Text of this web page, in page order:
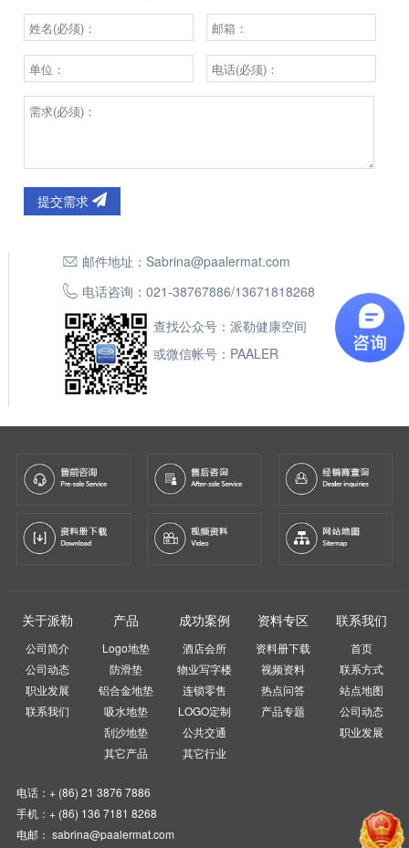
提交需求
邮件地址： Sabrina@paalermat.com
电话咨询： 021-38767886/13671818268
查找公众号：派勒健康空间
或微信帐号：PAALER
关于派勒
公司简介
公司动态
职业发展
联系我们
产品
Logo地垫
防滑垫
铝合金地垫
吸水地垫
刮沙地垫
其它产品
成功案例
酒店会所
物业写字楼
连锁零售
LOGO定制
公共交通
其它行业
资料专区
资料册下载
视频资料
热点问答
产品专题
联系我们
首页
联系方式
站点地图
公司动态
职业发展
电话：+ (86) 21 3876 7886
手机：+ (86) 136 7181 8268
电邮： sabrina@paalermat.com